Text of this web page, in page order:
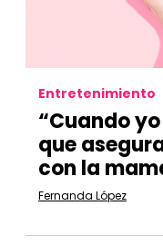
Entretenimiento
“Cuando
que
con la
Fernanda López